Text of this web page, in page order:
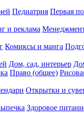
Педиатрия Первая
и реклама
Комиксы и манга
Дом, сад, интерьер
Право (общее)
Открытки и
Здоровое